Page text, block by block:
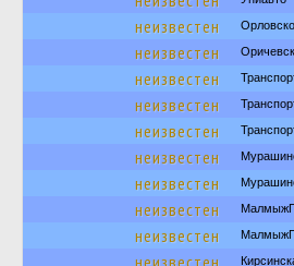
неизвестен
неизвестен
неизвестен
неизвестен
неизвестен
неизвестен
неизвестен
неизвестен
неизвестен
неизвестен